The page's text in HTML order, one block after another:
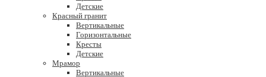
Детские
Красный гранит
Вертикальные
Горизонтальные
Кресты
Детские
Мрамор
Вертикальные